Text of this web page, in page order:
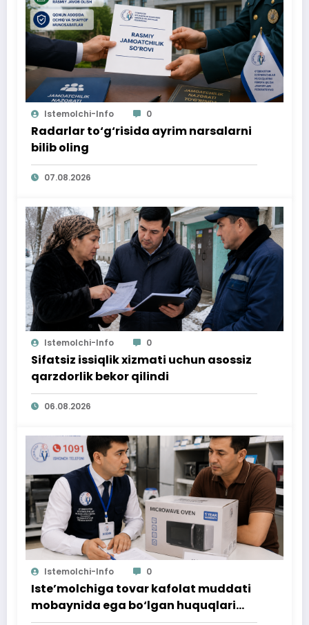
Istemolchi-Info 0
Radarlar to‘g‘risida ayrim narsalarni
bilib oling
07.08.2026
Istemolchi-Info 0
Sifatsiz issiqlik xizmati uchun asossiz
qarzdorlik bekor qilindi
06.08.2026
Istemolchi-Info 0
Iste’molchiga tovar kafolat muddati
mobaynida ega bo‘lgan huquqlari